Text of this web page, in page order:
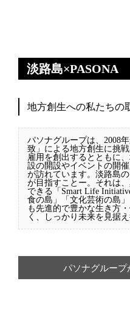
淡路島×PASONA
地方創生への私たちの
パソナグループは、2008
致」による地方創生に挑
雇用を創出するとともに
設の開設やイベントの開
が訪れています。淡路島
が目指すことー。それは
できる「Smart Life
食の島」「文化芸術の島
も先進的で豊かな生き方
く、しっかり未来を見据
パソナグループ